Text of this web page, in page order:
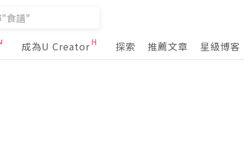
成為U Creator 探索 推薦文章 星級博客